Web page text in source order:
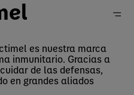
es nuestra marca
inmunitario. Gracias a
de las defensas,
en grandes aliados